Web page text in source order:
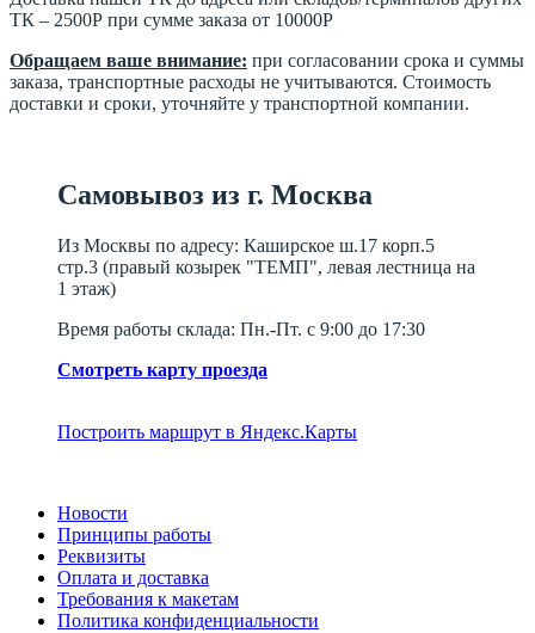
ТК – 2500Р при сумме заказа от 10000Р
Обращаем ваше внимание: при согласовании срока и суммы
заказа, транспортные расходы не учитываются. Стоимость
доставки и сроки, уточняйте у транспортной компании.
Самовывоз из г. Москва
Из Москвы по адресу: Каширское ш.17 корп.5
стр.3 (правый козырек "ТЕМП", левая лестница на
1 этаж)
Время работы склада: Пн.-Пт. с 9:00 до 17:30
Смотреть карту проезда
Построить маршрут в Яндекс.Карты
Новости
Принципы работы
Реквизиты
Оплата и доставка
Требования к макетам
Политика конфиденциальности